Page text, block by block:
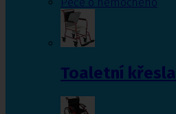
Toaletní křesla